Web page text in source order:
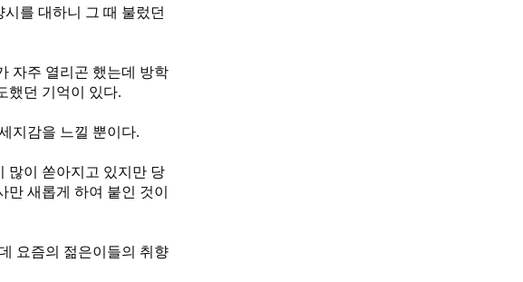
를 대하니 그 때 불렀던
자주 열리곤 했는데 방학
했던 기억이 있다.
지감을 느낄 뿐이다.
많이 쏟아지고 있지만 당
새롭게 하여 붙인 것이
요즘의 젊은이들의 취향